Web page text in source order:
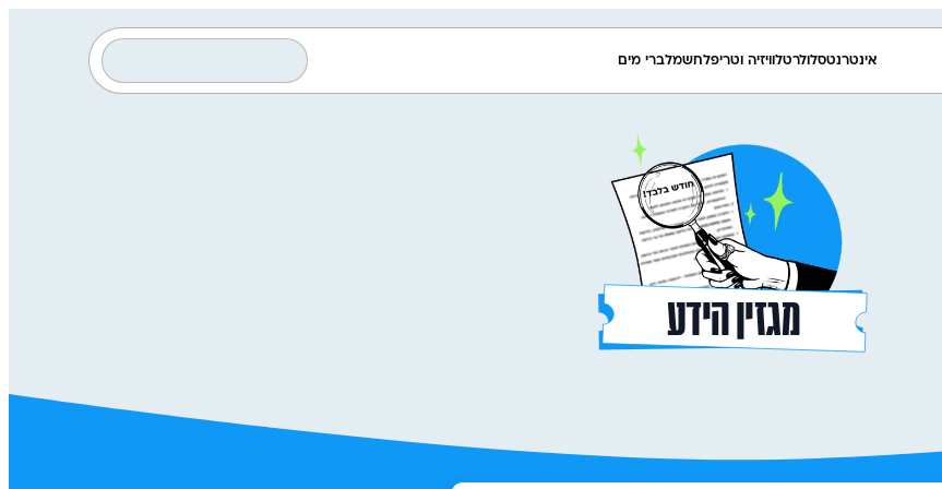
אינטרנטסלולרטלוויזיה וטריפלחשמלברי מים
מגזין הידע